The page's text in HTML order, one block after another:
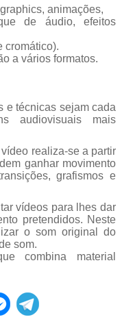
animações,
de áudio, efeitos
cromático).
a vários formatos.
e técnicas sejam cada
audiovisuais mais
realiza-se a partir
ganhar movimento
grafismos e
vídeos para lhes dar
pretendidos. Neste
o som original do
som.
combina material